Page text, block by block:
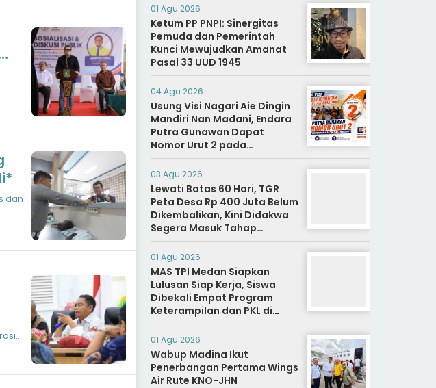
dan
01 Agu 2026
Ketum PP PNPI: Sinergitas
Pemuda dan Pemerintah
Kunci Mewujudkan Amanat
Pasal 33 UUD 1945
04 Agu 2026
Usung Visi Nagari Aie Dingin
Mandiri Nan Madani, Endara
Putra Gunawan Dapat
Nomor Urut 2 pada
Penetapan Calon Wali
Nagari.
03 Agu 2026
Lewati Batas 60 Hari, TGR
Peta Desa Rp 400 Juta Belum
Dikembalikan, Kini Didakwa
Segera Masuk Tahap
Penyidikan
01 Agu 2026
MAS TPI Medan Siapkan
Lulusan Siap Kerja, Siswa
Dibekali Empat Program
Keterampilan dan PKL di
Dunia Industri
01 Agu 2026
Wabup Madina Ikut
Penerbangan Pertama Wings
Air Rute KNO-JHN